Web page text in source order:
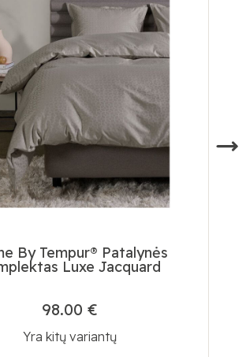
By Tempur® Patalynės
Luxe Jacquard
98.00 €
Yra kitų variantų